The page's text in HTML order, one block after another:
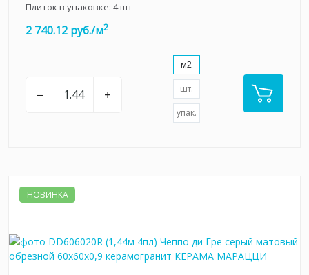
Плиток в упаковке: 4шт
2 740.12 руб./м2
– +
м2
шт.
упак.
НОВИНКА